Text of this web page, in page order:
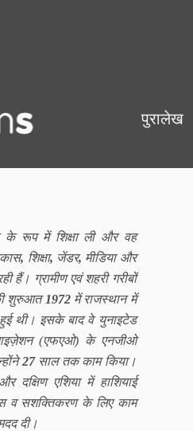
पुरालेख
के रूप में शिक्षा ली और वह
, शिक्षा, जेंडर, मीडिया और
हैं। ग्रामीण एवं शहरी गरीबों
शुरुआत 1972में राजस्थान में
थी। इसके बाद वे युनाइटेड
(एफएओ) के एनजीओ
27साल तक काम किया।
दक्षिण एशिया में हाशियाई
व सशक्तिकरण के लिए काम
दी।